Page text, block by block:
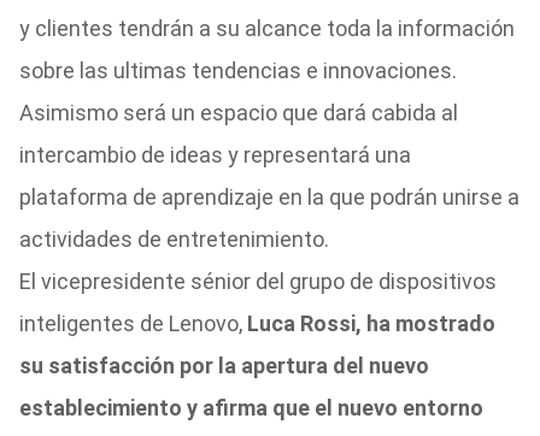
y clientes tendrán a su alcance toda la información
sobre las ultimas tendencias e innovaciones.
Asimismo será un espacio que dará cabida al
intercambio de ideas y representará una
plataforma de aprendizaje en la que podrán unirse a
actividades de entretenimiento.
El vicepresidente sénior del grupo de dispositivos
inteligentes de Lenovo, Luca Rossi, ha mostrado
su satisfacción por la apertura del nuevo
establecimiento y afirma que el nuevo entorno